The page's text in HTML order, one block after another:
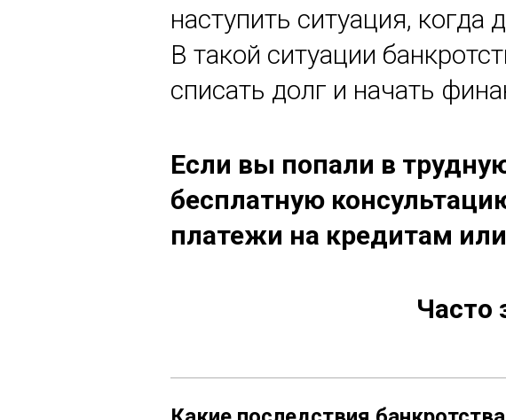
наступить ситуация,
В такой ситуации
списать долг и начать
Если вы попали в
бесплатную
платежи на кредитам
Часто